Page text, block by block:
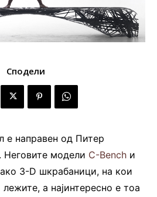
Сподели
е направен од Питер
Неговите модели C-Bench и
3-D шкрабаници, на кои
а најинтересно е тоа